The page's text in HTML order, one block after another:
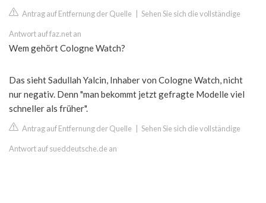
Antrag auf Entfernung der Quelle Sehen Sie sich die vollständige
Antwort auf faz.net an
Wem gehört Cologne Watch?
Das sieht Sadullah Yalcin, Inhaber von Cologne Watch, nicht
nur negativ. Denn "man bekommt jetzt gefragte Modelle viel
schneller als früher".
Antrag auf Entfernung der Quelle Sehen Sie sich die vollständige
Antwort auf sueddeutsche.de an